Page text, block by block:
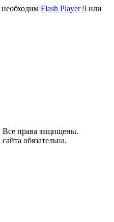
необходим Flash Player 9 или
права защищены.
обязательна.